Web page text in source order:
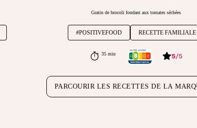
Gratin de brocoli fondant aux tomates séchées
#POSITIVEFOOD RECETTE FAMILIALE
35 min 5/5
PARCOURIR LES RECETTES DE LA